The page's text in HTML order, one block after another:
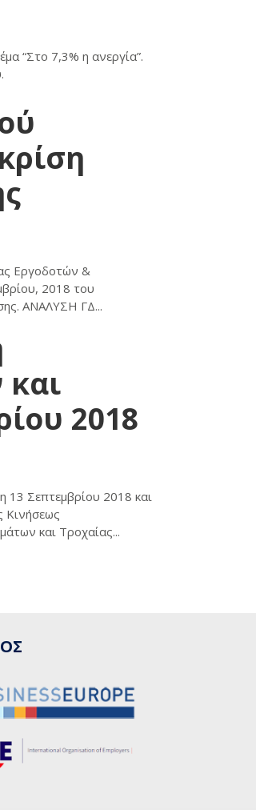
“Στο 7,3% η ανεργία”.
Εργοδοτών &
2018 του
ΑΝΑΛΥΣΗ ΓΔ...
2018
13 Σεπτεμβρίου 2018 και
Κινήσεως
και Τροχαίας...